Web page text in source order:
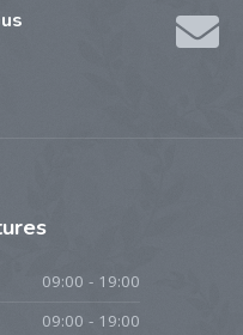
09:00 - 19:00
09:00 - 19:00